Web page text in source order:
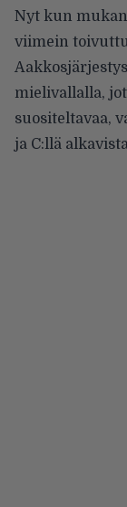
Nyt kun
viimein
mielivallalla,
suositeltavaa,
ja C:llä